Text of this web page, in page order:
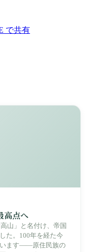
で共有
高点へ
山」と名付け、帝国
た。100年を経た今
います——原住民族の